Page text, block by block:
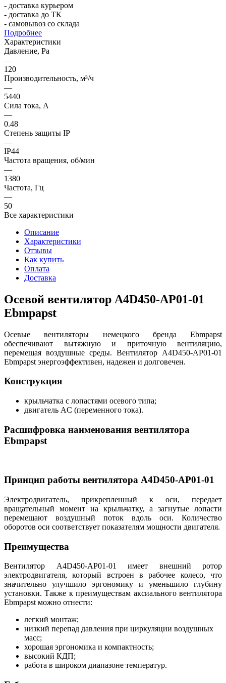
- доставка курьером
- доставка до ТК
- самовывоз со склада
Подробнее
Характеристики
Давление, Pa
—
120
Производительность, м³/ч
—
5440
Сила тока, А
—
0.48
Степень защиты IP
—
IP44
Частота вращения, об/мин
—
1380
Частота, Гц
—
50
Все характеристики
Описание
Характеристики
Отзывы
Как купить
Оплата
Доставка
Осевой вентилятор A4D450-AP01-01
Ebmpapst
Осевые вентиляторы немецкого бренда Ebmpapst
обеспечивают вытяжную и приточную вентиляцию,
перемещая воздушные среды. Вентилятор A4D450-AP01-01
Ebmpapst энергоэффективен, надежен и долговечен.
Конструкция
крыльчатка с лопастями осевого типа;
двигатель AC (переменного тока).
Расшифровка наименования вентилятора
Ebmpapst
Принцип работы вентилятора A4D450-AP01-01
Электродвигатель, прикрепленный к оси, передает
вращательный момент на крыльчатку, а загнутые лопасти
перемещают воздушный поток вдоль оси. Количество
оборотов оси соответствует показателям мощности двигателя.
Преимущества
Вентилятор A4D450-AP01-01 имеет внешний ротор
электродвигателя, который встроен в рабочее колесо, что
значительно улучшило эргономику и уменьшило глубину
установки. Также к преимуществам аксиального вентилятора
Ebmpapst можно отнести:
легкий монтаж;
низкий перепад давления при циркуляции воздушных
масс;
хорошая эргономика и компактность;
высокий КДП;
работа в широком диапазоне температур.